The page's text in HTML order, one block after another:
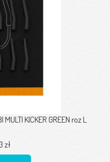
KICKER GREEN roz L
zł